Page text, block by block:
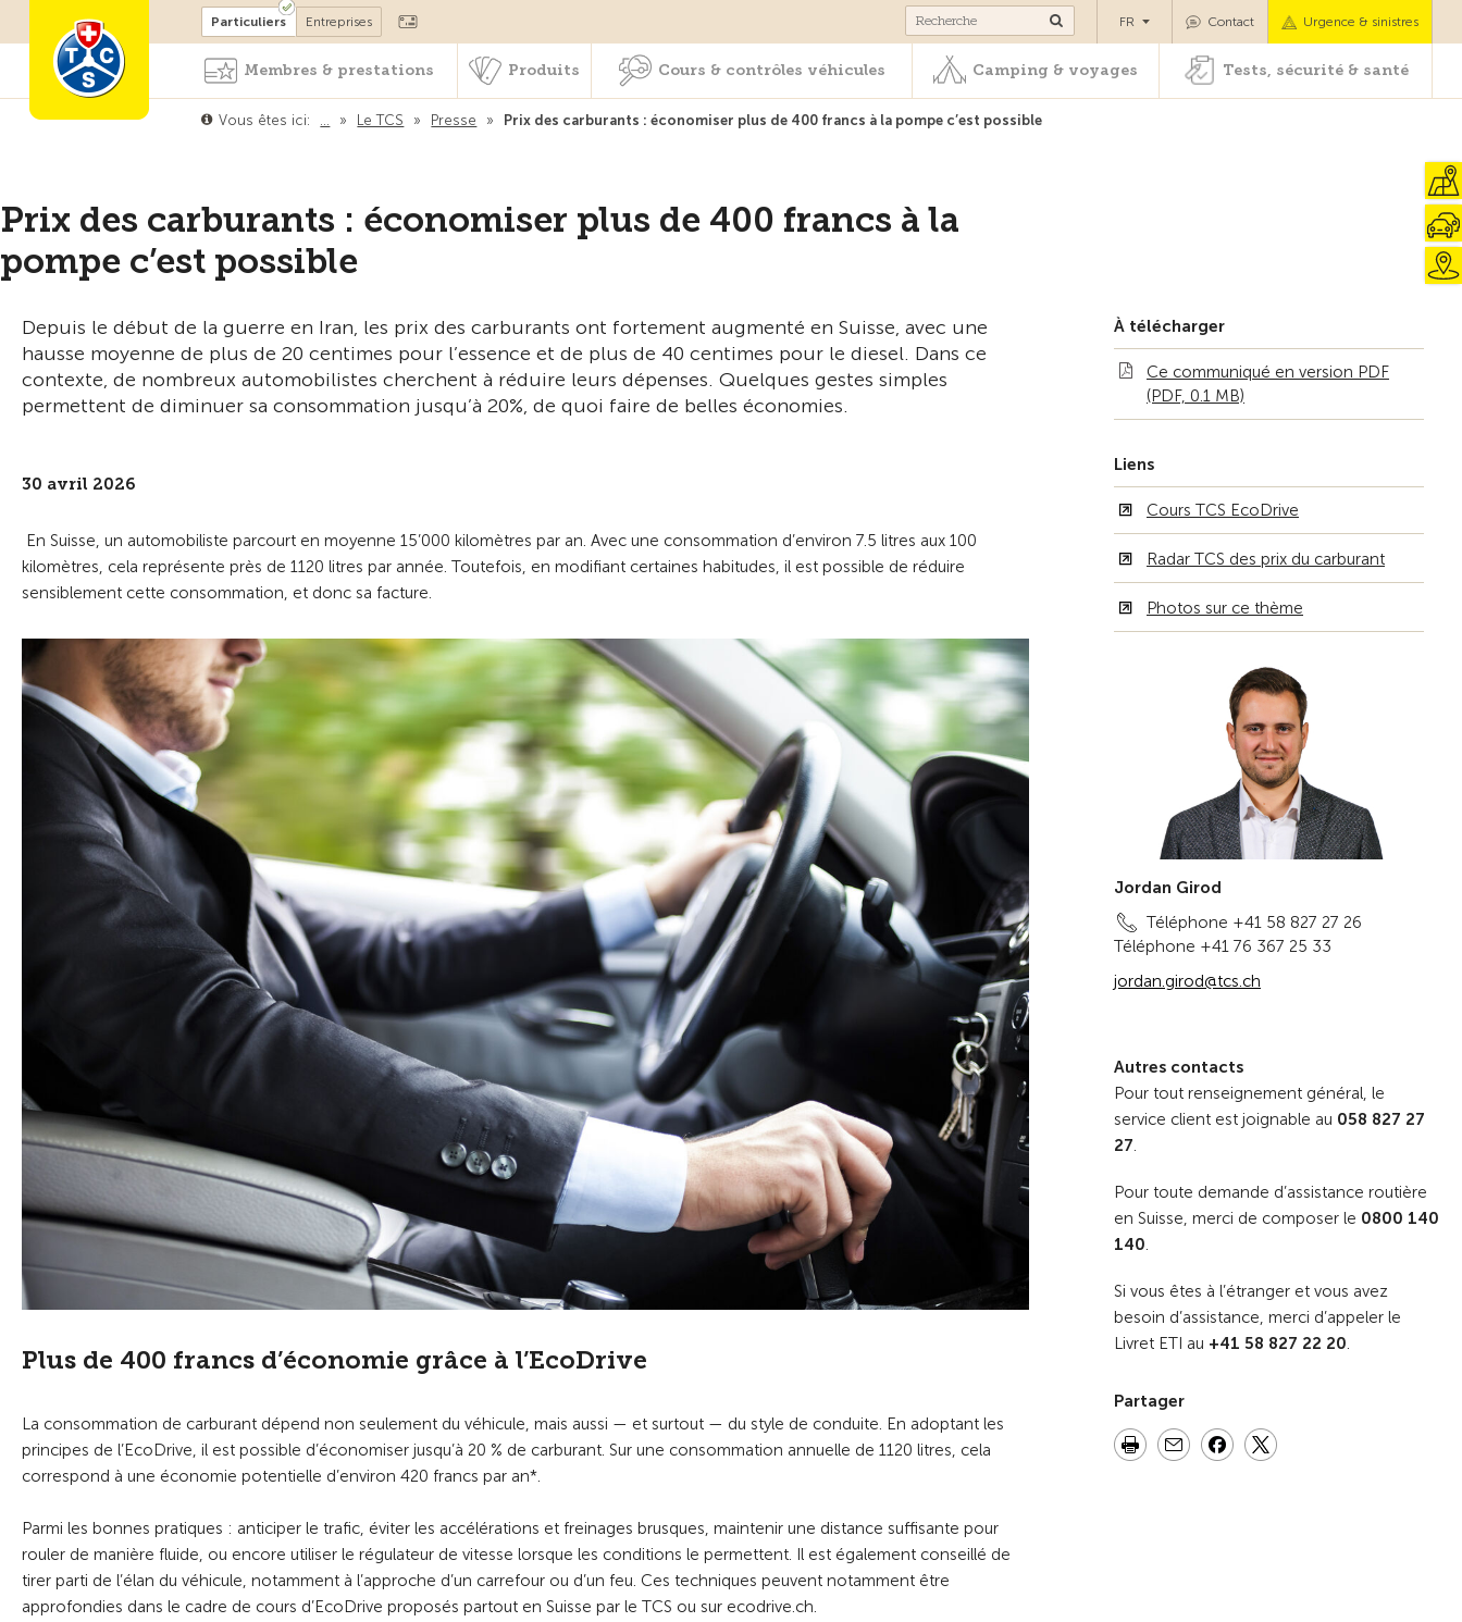
Devenir membre Cours & contrôles véhicules Camping & voyages Tests, sécurité & santé
Particuliers Entreprises Contact Urgence & sinistres
FR
Membres & prestations Produits Cours & contrôles véhicules Camping & voyages Tests, sécurité & santé
Vous êtes ici: … » Le TCS » Presse » Prix des carburants : économiser plus de 400 francs à la pompe c’est possible
Prix des carburants : économiser plus de 400 francs à la
pompe c’est possible
Depuis le début de la guerre en Iran, les prix des carburants ont fortement augmenté en Suisse, avec une
hausse moyenne de plus de 20 centimes pour l’essence et de plus de 40 centimes pour le diesel. Dans ce
contexte, de nombreux automobilistes cherchent à réduire leurs dépenses. Quelques gestes simples
permettent de diminuer sa consommation jusqu’à 20%, de quoi faire de belles économies.
30 avril 2026
En Suisse, un automobiliste parcourt en moyenne 15’000 kilomètres par an. Avec une consommation d’environ 7.5 litres aux 100
kilomètres, cela représente près de 1120 litres par année. Toutefois, en modifiant certaines habitudes, il est possible de réduire
sensiblement cette consommation, et donc sa facture.
Plus de 400 francs d’économie grâce à l’EcoDrive
La consommation de carburant dépend non seulement du véhicule, mais aussi — et surtout — du style de conduite. En adoptant les
principes de l’EcoDrive, il est possible d’économiser jusqu’à 20 % de carburant. Sur une consommation annuelle de 1120 litres, cela
correspond à une économie potentielle d’environ 420 francs par an*.
Parmi les bonnes pratiques : anticiper le trafic, éviter les accélérations et freinages brusques, maintenir une distance suffisante pour
rouler de manière fluide, ou encore utiliser le régulateur de vitesse lorsque les conditions le permettent. Il est également conseillé de
tirer parti de l’élan du véhicule, notamment à l’approche d’un carrefour ou d’un feu. Ces techniques peuvent notamment être
approfondies dans le cadre de cours d’EcoDrive proposés partout en Suisse par le TCS ou sur ecodrive.ch.
À télécharger
Ce communiqué en version PDF
(PDF, 0.1 MB)
Liens
Cours TCS EcoDrive
Radar TCS des prix du carburant
Photos sur ce thème
Jordan Girod
Téléphone +41 58 827 27 26
Téléphone +41 76 367 25 33
jordan.girod@tcs.ch
Autres contacts
Pour tout renseignement général, le
service client est joignable au 058 827 27
27.
Pour toute demande d’assistance routière
en Suisse, merci de composer le 0800 140
140.
Si vous êtes à l’étranger et vous avez
besoin d’assistance, merci d’appeler le
Livret ETI au +41 58 827 22 20.
Partager